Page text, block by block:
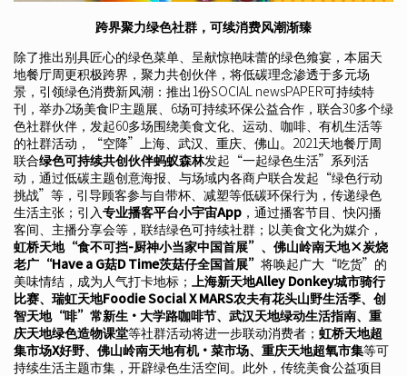
跨界聚力绿色社群，可续消费风潮渐臻
除了推出别具匠心的绿色菜单、呈献惊艳味蕾的绿色飨宴，本届天
地餐厅周更积极跨界，聚力共创伙伴，将低碳理念渗透于多元场
景，引领绿色消费新风潮：推出1份SOCIAL newsPAPER可持续特
刊，举办2场美食IP主题展、6场可持续环保公益合作，联合30多个绿
色社群伙伴，发起60多场围绕美食文化、运动、咖啡、有机生活等
的社群活动，“空降”上海、武汉、重庆、佛山。2021天地餐厅周
联合绿色可持续共创伙伴蚂蚁森林发起“一起绿色生活”系列活
动，通过低碳主题创意海报、与场域内各商户联合发起“绿色行动
挑战”等，引导顾客参与自带杯、减塑等低碳环保行为，传递绿色
生活主张；引入专业播客平台小宇宙App ，通过播客节目、快闪播
客间、主播分享会等，联结绿色可持续社群；以美食文化为媒介，
虹桥天地“食不可挡-厨神小当家中国首展”、佛山岭南天地×炭烧
老广“Have a G菇D Time茨菇仔全国首展” 将唤起广大“吃货”的
美味情结，成为人气打卡地标； 上海新天地Alley Donkey城市骑行
比赛、瑞虹天地Foodie Social X MARS农夫有花头山野生活季、创
智天地“啡”常新生·大学路咖啡节、武汉天地绿动生活指南、重
庆天地绿色造物课堂等社群活动将进一步联动消费者； 虹桥天地超
集市场X好野、佛山岭南天地有机·菜市场、重庆天地超氧市集等可
持续生活主题市集，开辟绿色生活空间。此外，传统美食公益项目